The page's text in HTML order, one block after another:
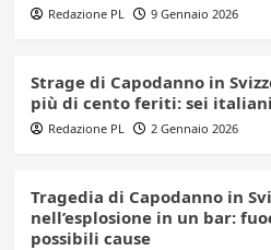
Redazione PL 9 Gennaio 2026
Strage di Capodanno in
più di cento feriti: sei
Redazione PL 2 Gennaio 2026
Tragedia di Capodanno in
nell’esplosione in un bar:
possibili cause